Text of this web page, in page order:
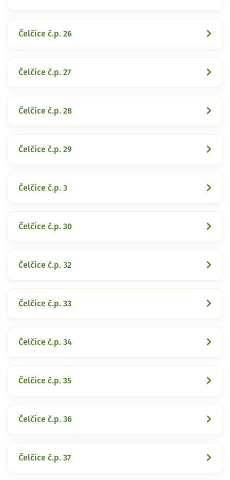
Čelčice č.p. 26
Čelčice č.p. 27
Čelčice č.p. 28
Čelčice č.p. 29
Čelčice č.p. 3
Čelčice č.p. 30
Čelčice č.p. 32
Čelčice č.p. 33
Čelčice č.p. 34
Čelčice č.p. 35
Čelčice č.p. 36
Čelčice č.p. 37